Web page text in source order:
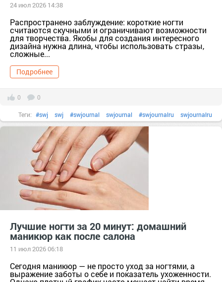
24 июл 2026 14:38
Распространено заблуждение: короткие ногти
считаются скучными и ограничивают возможности
для творчества. Якобы для создания интересного
дизайна нужна длина, чтобы использовать стразы,
сложные...
Подробнее
0 0
Теги: #swj swj #swjournal swjournal #swjournalru swjournalru
#бренд #гельлак гельлак #декоративнаякосметика
декоративнаякосметика #длинныеногти
#идеиманикюра #косметика
#маникюр маникюр #маникюромбре
ногти #подарок
#французскийманикюр
Лучшие ногти за 20 минут: домашний
маникюр как после салона
11 июл 2026 06:18
Сегодня маникюр — не просто уход за ногтями, а
выражение заботы о себе и показатель ухоженности.